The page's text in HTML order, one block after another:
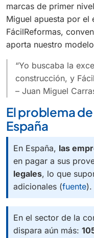
marcas de primer
Miguel apuesta por el
FácilReformas,
aporta nuestro
“Yo buscaba la
construcción, y
– Juan Miguel
El problema
España
En España, las
en pagar a sus
legales, lo que
adicionales (fuente).
En el sector de la
dispara aún más: